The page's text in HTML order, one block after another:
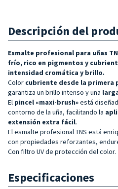
Descripción del
Esmalte profesional para uñas
frío, rico en pigmentos y
intensidad cromática y brillo.
Color cubriente desde la primera
garantiza un brillo intenso y una
El pincel «maxi-brush»está
contorno de la uña, facilitando la
extensión extra fácil.
El esmalte profesional TNS está
con propiedades reforzantes,
Con filtro UV de protección del color.
Especificaciones